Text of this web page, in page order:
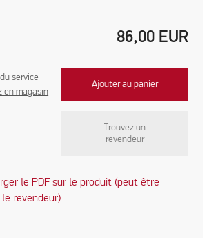
86,00 EUR
service
en magasin
Ajouter au panier
Trouvez un
revendeur
le PDF sur le produit (peut être
revendeur)